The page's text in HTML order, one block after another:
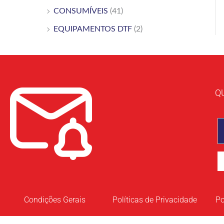
CONSUMÍVEIS (41)
EQUIPAMENTOS DTF (2)
Condições Gerais Políticas de Privacidade